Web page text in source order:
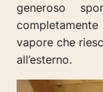
generoso
vapore che
all’esterno.